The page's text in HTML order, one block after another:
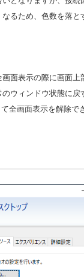
るため、色数を落と
面表示の際に画面上
ウィンドウ状態に戻
全画面表示を解除で